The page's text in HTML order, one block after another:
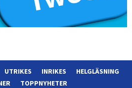
UTRIKES INRIKES
HELGLÄSNING
TOPPNYHETER